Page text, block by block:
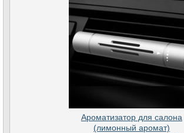
Ароматизатор для салона
(лимонный аромат)